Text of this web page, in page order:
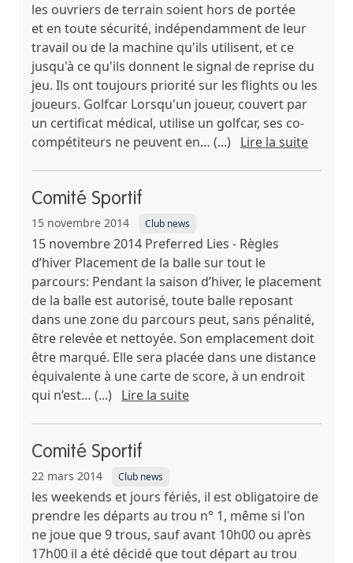
les ouvriers de terrain soient hors de portée
et en toute sécurité, indépendamment de leur
travail ou de la machine qu'ils utilisent, et ce
jusqu'à ce qu'ils donnent le signal de reprise du
jeu. Ils ont toujours priorité sur les flights ou les
joueurs. Golfcar Lorsqu'un joueur, couvert par
un certificat médical, utilise un golfcar, ses co-
compétiteurs ne peuvent en… (...) Lire la suite
Comité Sportif
15 novembre 2014 Club news
15 novembre 2014 Preferred Lies - Règles
d’hiver Placement de la balle sur tout le
parcours: Pendant la saison d’hiver, le placement
de la balle est autorisé, toute balle reposant
dans une zone du parcours peut, sans pénalité,
être relevée et nettoyée. Son emplacement doit
être marqué. Elle sera placée dans une distance
équivalente à une carte de score, à un endroit
qui n’est… (...) Lire la suite
Comité Sportif
22 mars 2014 Club news
les weekends et jours fériés, il est obligatoire de
prendre les départs au trou n° 1, même si l'on
ne joue que 9 trous, sauf avant 10h00 ou après
17h00 il a été décidé que tout départ au trou